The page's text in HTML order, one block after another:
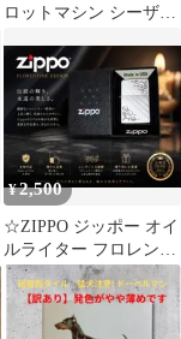
ロットマシン シーザー
¥2,500
☆ZIPPO ジッポー オイ
ルライター フロレンテ
ィー 正規品 未使用